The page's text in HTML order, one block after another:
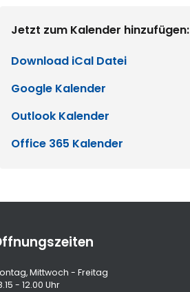
Jetzt zum Kalender hinzufügen:
Download iCal Datei
Google Kalender
Outlook Kalender
Office 365 Kalender
Mittwoch - Freitag
- 12.00 Uhr